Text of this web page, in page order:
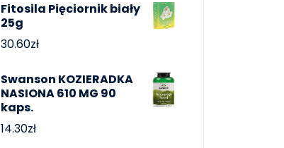
Fitosila Pięciornik biały
25g
30.60zł
Swanson KOZIERADKA
NASIONA 610 MG 90
kaps.
14.30zł